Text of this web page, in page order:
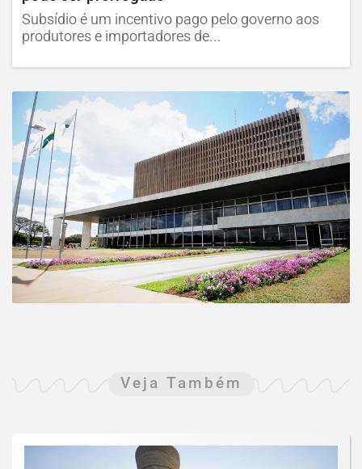
Subsídio é um incentivo pago pelo governo aos
produtores e importadores de...
Veja Também